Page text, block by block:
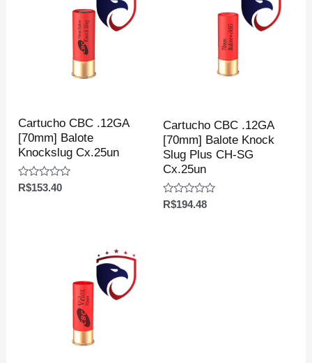
Cartucho CBC .12GA
[70mm] Balote
Knockslug Cx.25un
Avaliação
R$153.40
Cartucho CBC .12GA
[70mm] Balote Knock
Slug Plus CH-SG
Cx.25un
Avaliação
R$194.48